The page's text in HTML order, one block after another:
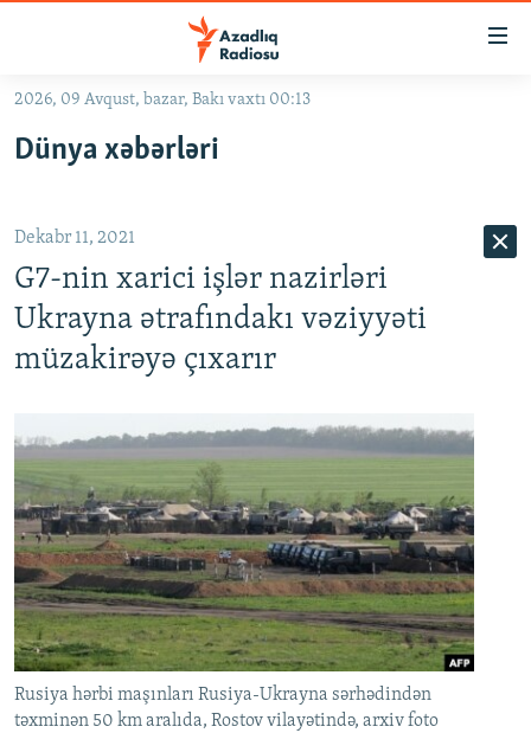
Əsas
qayıt
qayıt
Axtarışa
keç
#İZAHLA
QANUNI DOĞRU
FOTOQALEREYA
İNFOQRAFIKA
KARIKATURA
RADIO ARXIV
OXU ZALI
AZƏRBAYCAN ƏDƏBIYYATI KITABXANASI
İSLAM VƏ DEMOKRATIYA
İZ - MƏDƏNIYYƏT PROQRAMI
HAQQIMIZDA
MISSIYAMIZ
PEŞƏ ETIKASI VƏ JURNALISTIKA STANDARTLARIMIZ
MATERIALLARIMIZDAN ISTIFADƏ
AZADLIQRADIOSU MOBIL TELEFONUNUZDA
BIZIMLƏ ƏLAQƏ
BIZI IZLƏ
RFE/RL-in bütün saytları
2026, 09 Avqust, bazar, Bakı vaxtı 00:13
Dünya xəbərləri
Dekabr 11, 2021
G7-nin xarici işlər nazirləri
Ukrayna ətrafındakı vəziyyəti
müzakirəyə çıxarır
Rusiya hərbi maşınları Rusiya-Ukrayna sərhədindən
təxminən 50 km aralıda, Rostov vilayətində, arxiv foto